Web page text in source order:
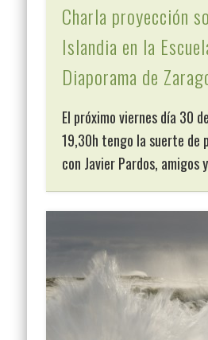
Charla proyección
Islandia en la
Diaporama de
El próximo viernes día 30
19,30h tengo la suerte de
con Javier Pardos, amigos